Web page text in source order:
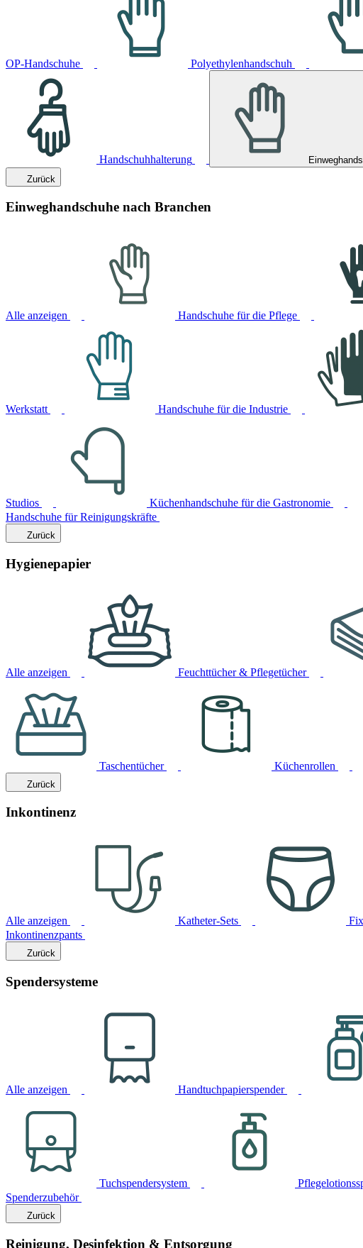
OP-Handschuhe Polyethylenhandschuh
Handschuhhalterung
Zurück
Einweghandschuhe nach Branchen
Alle anzeigen Handschuhe für die Pflege
Werkstatt Handschuhe für die Industrie
Studios Küchenhandschuhe für die Gastronomie
Handschuhe für Reinigungskräfte
Zurück
Hygienepapier
Alle anzeigen Feuchttücher & Pflegetücher
Taschentücher Küchenrollen
Zurück
Inkontinenz
Alle anzeigen Katheter-Sets
Inkontinenzpants
Zurück
Spendersysteme
Alle anzeigen Handtuchpapierspender
Tuchspendersystem
Spenderzubehör
Zurück
Reinigung, Desinfektion & Entsorgung